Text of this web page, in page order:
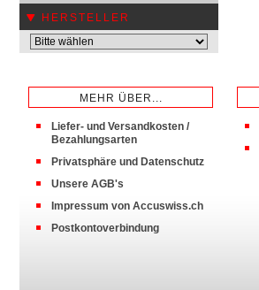
HERSTELLER
MEHR ÜBER...
Liefer- und Versandkosten /
Bezahlungsarten
Privatsphäre und Datenschutz
Unsere AGB's
Impressum von Accuswiss.ch
Postkontoverbindung